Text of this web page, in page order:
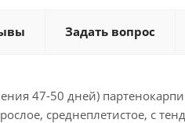
Задать вопрос
47-50 дней)
среднеплетистое, с